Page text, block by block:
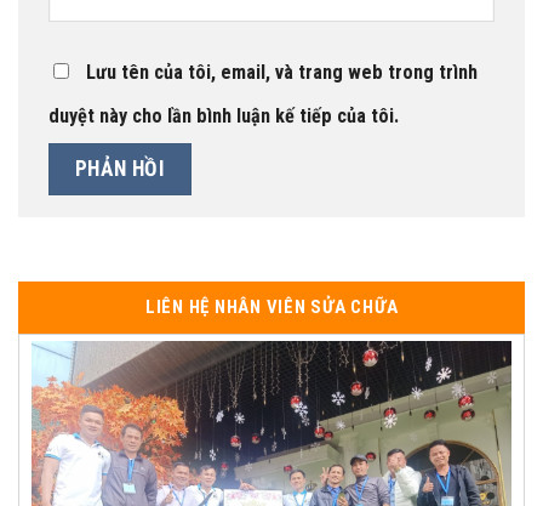
Lưu tên của tôi, email, và trang web trong trình
duyệt này cho lần bình luận kế tiếp của tôi.
LIÊN HỆ NHÂN VIÊN SỬA CHỮA